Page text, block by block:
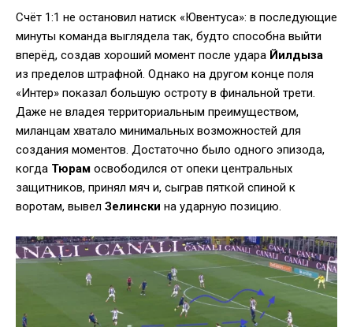
Счёт 1:1 не остановил натиск «Ювентуса»: в последующие
минуты команда выглядела так, будто способна выйти
вперёд, создав хороший момент после удара Йилдыза
из пределов штрафной. Однако на другом конце поля
«Интер» показал большую остроту в финальной трети.
Даже не владея территориальным преимуществом,
миланцам хватало минимальных возможностей для
создания моментов. Достаточно было одного эпизода,
когда Тюрам освободился от опеки центральных
защитников, принял мяч и, сыграв пяткой спиной к
воротам, вывел Зелински на ударную позицию.